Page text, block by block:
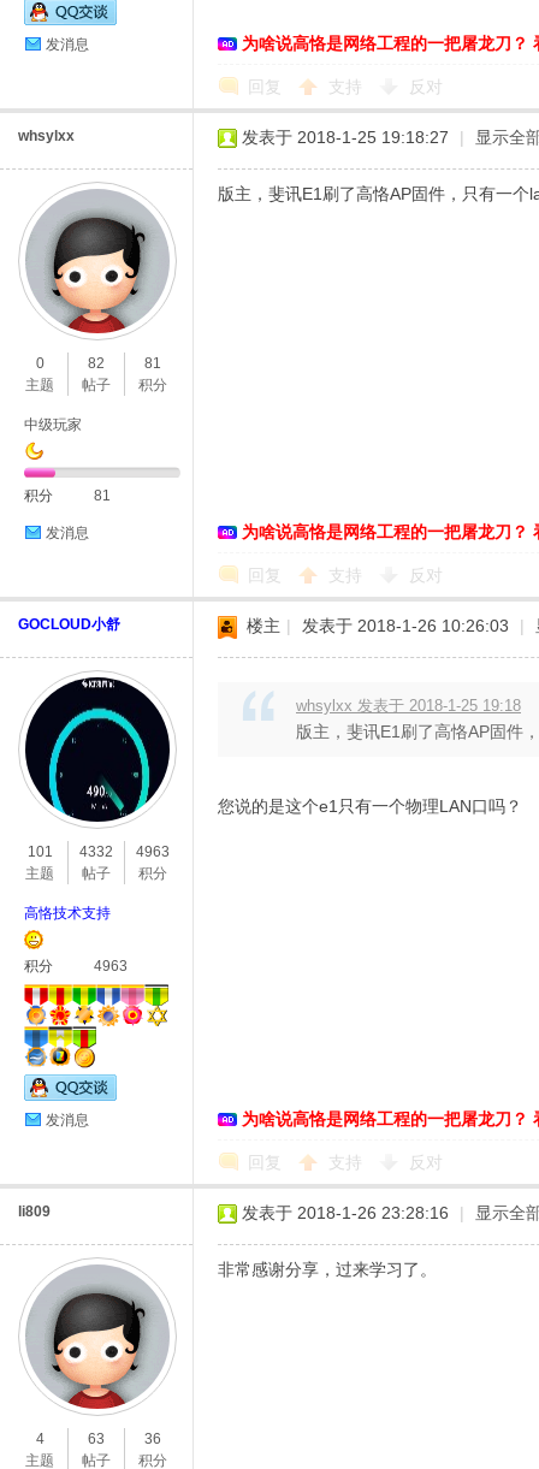
发消息 为啥说高恪是网络工程的一把屠龙刀？
回复 支持 反对
whsylxx
0
主题
82
帖子
81
积分
中级玩家
积分 81
发消息
发表于 2018-1-25 19:18:27 | 显示全
版主，斐讯E1刷了高恪AP固件，只有一个
为啥说高恪是网络工程的一把屠龙刀？
回复 支持 反对
GOCLOUD小舒
101
主题
4332
帖子
4963
积分
高恪技术支持
积分 4963
发消息
楼主 | 发表于 2018-1-26 10:26:03 |
whsylxx 发表于 2018-1-25 19:18
版主，斐讯E1刷了高恪AP固件
您说的是这个e1只有一个物理LAN口吗？
为啥说高恪是网络工程的一把屠龙刀？
回复 支持 反对
li809
4
主题
63
帖子
36
积分
发表于 2018-1-26 23:28:16 | 显示全
非常感谢分享，过来学习了。